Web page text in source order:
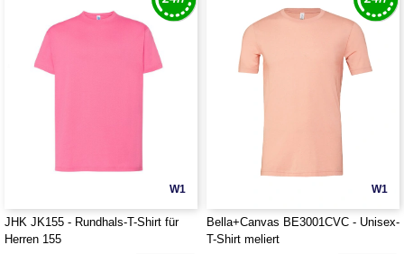
W1
JHK JK155 - Rundhals-T-Shirt für
Herren 155
W1
Bella+Canvas BE3001CVC - Unisex-
T-Shirt meliert